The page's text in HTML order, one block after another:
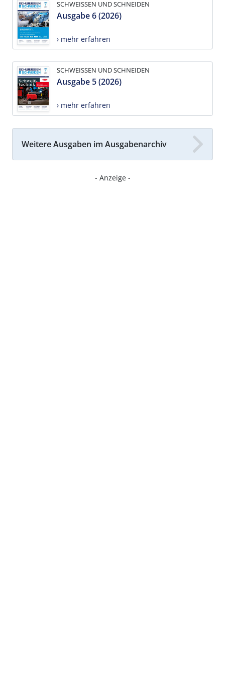
SCHWEISSEN UND SCHNEIDEN
Ausgabe 6 (2026)
› mehr erfahren
SCHWEISSEN UND SCHNEIDEN
Ausgabe 5 (2026)
› mehr erfahren
Weitere Ausgaben im Ausgabenarchiv
- Anzeige -